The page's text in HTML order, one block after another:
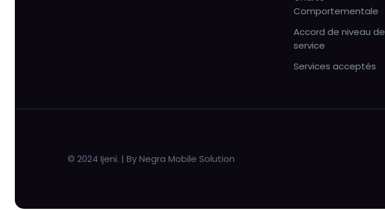
Comportementale
Accord de niveau de
service
Services acceptés
© 2024 Ijeni. | By Negra Mobile Solution